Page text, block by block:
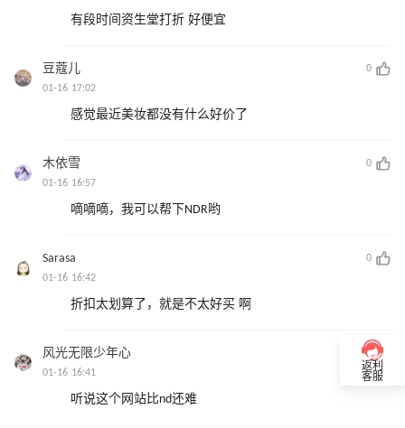
有段时间资生堂打折 好便宜
豆蔻儿
0
01-16 17:02
感觉最近美妆都没有什么好价了
木依雪
0
01-16 16:57
嘀嘀嘀，我可以帮下NDR哟
Sarasa
0
01-16 16:42
折扣太划算了，就是不太好买 啊
风光无限少年心
0
01-16 16:41
听说这个网站比nd还难
返利
客服